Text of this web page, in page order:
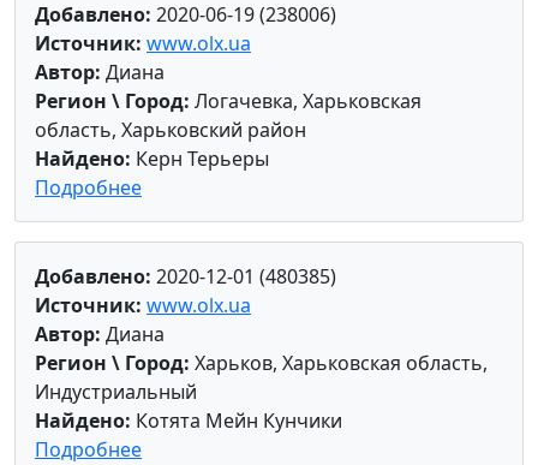
Добавлено: 2020-06-19 (238006)
Источник: www.olx.ua
Автор: Диана
Регион \ Город: Логачевка, Харьковская
область, Харьковский район
Найдено: Керн Терьеры
Подробнее
Добавлено: 2020-12-01 (480385)
Источник: www.olx.ua
Автор: Диана
Регион \ Город: Харьков, Харьковская область,
Индустриальный
Найдено: Котята Мейн Кунчики
Подробнее